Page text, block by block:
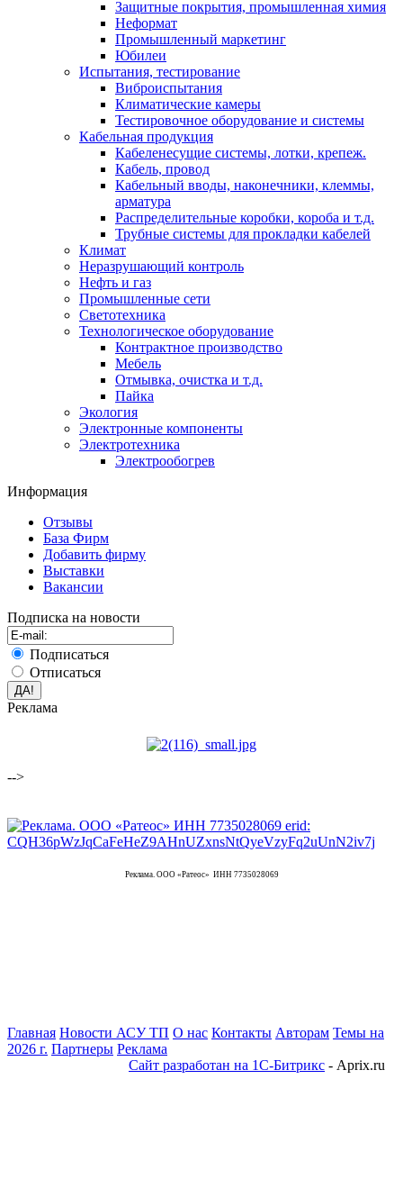
Защитные покрытия, промышленная химия
Неформат
Промышленный маркетинг
Юбилеи
Испытания, тестирование
Виброиспытания
Климатические камеры
Тестировочное оборудование и системы
Кабельная продукция
Кабеленесущие системы, лотки, крепеж.
Кабель, провод
Кабельный вводы, наконечники, клеммы,
арматура
Распределительные коробки, короба и т.д.
Трубные системы для прокладки кабелей
Климат
Неразрушающий контроль
Нефть и газ
Промышленные сети
Светотехника
Технологическое оборудование
Контрактное производство
Мебель
Отмывка, очистка и т.д.
Пайка
Экология
Электронные компоненты
Электротехника
Электрообогрев
Информация
Отзывы
База Фирм
Добавить фирму
Выставки
Вакансии
Подписка на новости
Подписаться
Отписаться
Реклама
-->
Реклама. ООО «Ратеос» ИНН 7735028069
Главная Новости АСУ ТП О нас Контакты Авторам Темы на
2026 г. Партнеры Реклама
Сайт разработан на 1С-Битрикс - Aprix.ru